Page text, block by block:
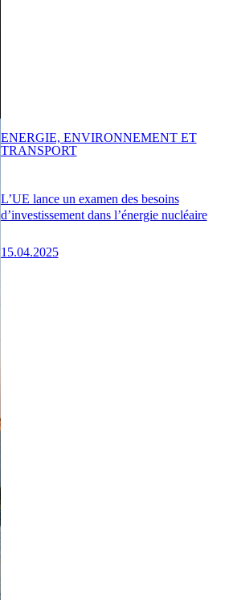
L’UE lance un examen des besoins
d’investissement dans l’énergie nucléaire
15.04.2025
ENERGIE, ENVIRONNEMENT ET
TRANSPORT